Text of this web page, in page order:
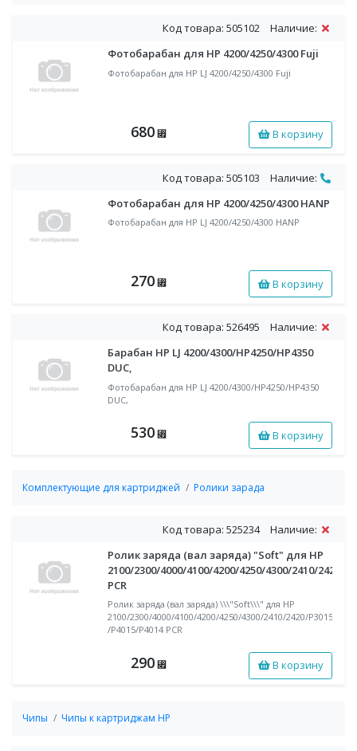
Код товара: 505102
Наличие:
Фотобарабан для HP 4200/4250/4300 Fuji
Фотобарабан для HP LJ 4200/4250/4300 Fuji
680 ⃏ В корзину
Код товара: 505103
Наличие:
Фотобарабан для HP 4200/4250/4300 HANP
Фотобарабан для HP LJ 4200/4250/4300 HANP
270 ⃏ В корзину
Код товара: 526495
Наличие:
Барабан HP LJ 4200/4300/HP4250/HP4350
DUC,
Фотобарабан для HP LJ 4200/4300/HP4250/HP4350
DUC,
530 ⃏ В корзину
Комплектующие для картриджей Ролики зарада
Код товара: 525234
Наличие:
Ролик заряда (вал заряда) "Soft" для HP
2100/2300/4000/4100/4200/4250/4300/2410/2420/
PCR
Ролик заряда (вал заряда) \\\"Soft\\\" для HP
2100/2300/4000/4100/4200/4250/4300/2410/2420/P3015
/P4015/P4014 PCR
290 ⃏ В корзину
Чипы Чипы к картриджам HP